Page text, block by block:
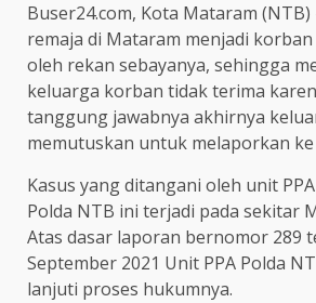
Buser24.com, Kota Mataram
remaja di Mataram menjadi
oleh rekan sebayanya, sehingga
keluarga korban tidak terima
tanggung jawabnya akhirnya
memutuskan untuk melaporkan
Kasus yang ditangani oleh unit
Polda NTB ini terjadi pada sekitar
Atas dasar laporan bernomor 289
September 2021 Unit PPA Polda
lanjuti proses hukumnya.